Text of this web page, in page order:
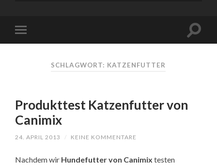
SCHLAGWORT: KATZENFUTTER
Produkttest Katzenfutter von
Canimix
24. APRIL 2013 / KEINE KOMMENTARE
Nachdem wir Hundefutter von Canimix testen